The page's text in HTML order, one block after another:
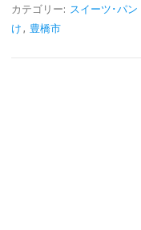
e
b
e
カテゴリー: スイーツ･パン
け , 豊橋市